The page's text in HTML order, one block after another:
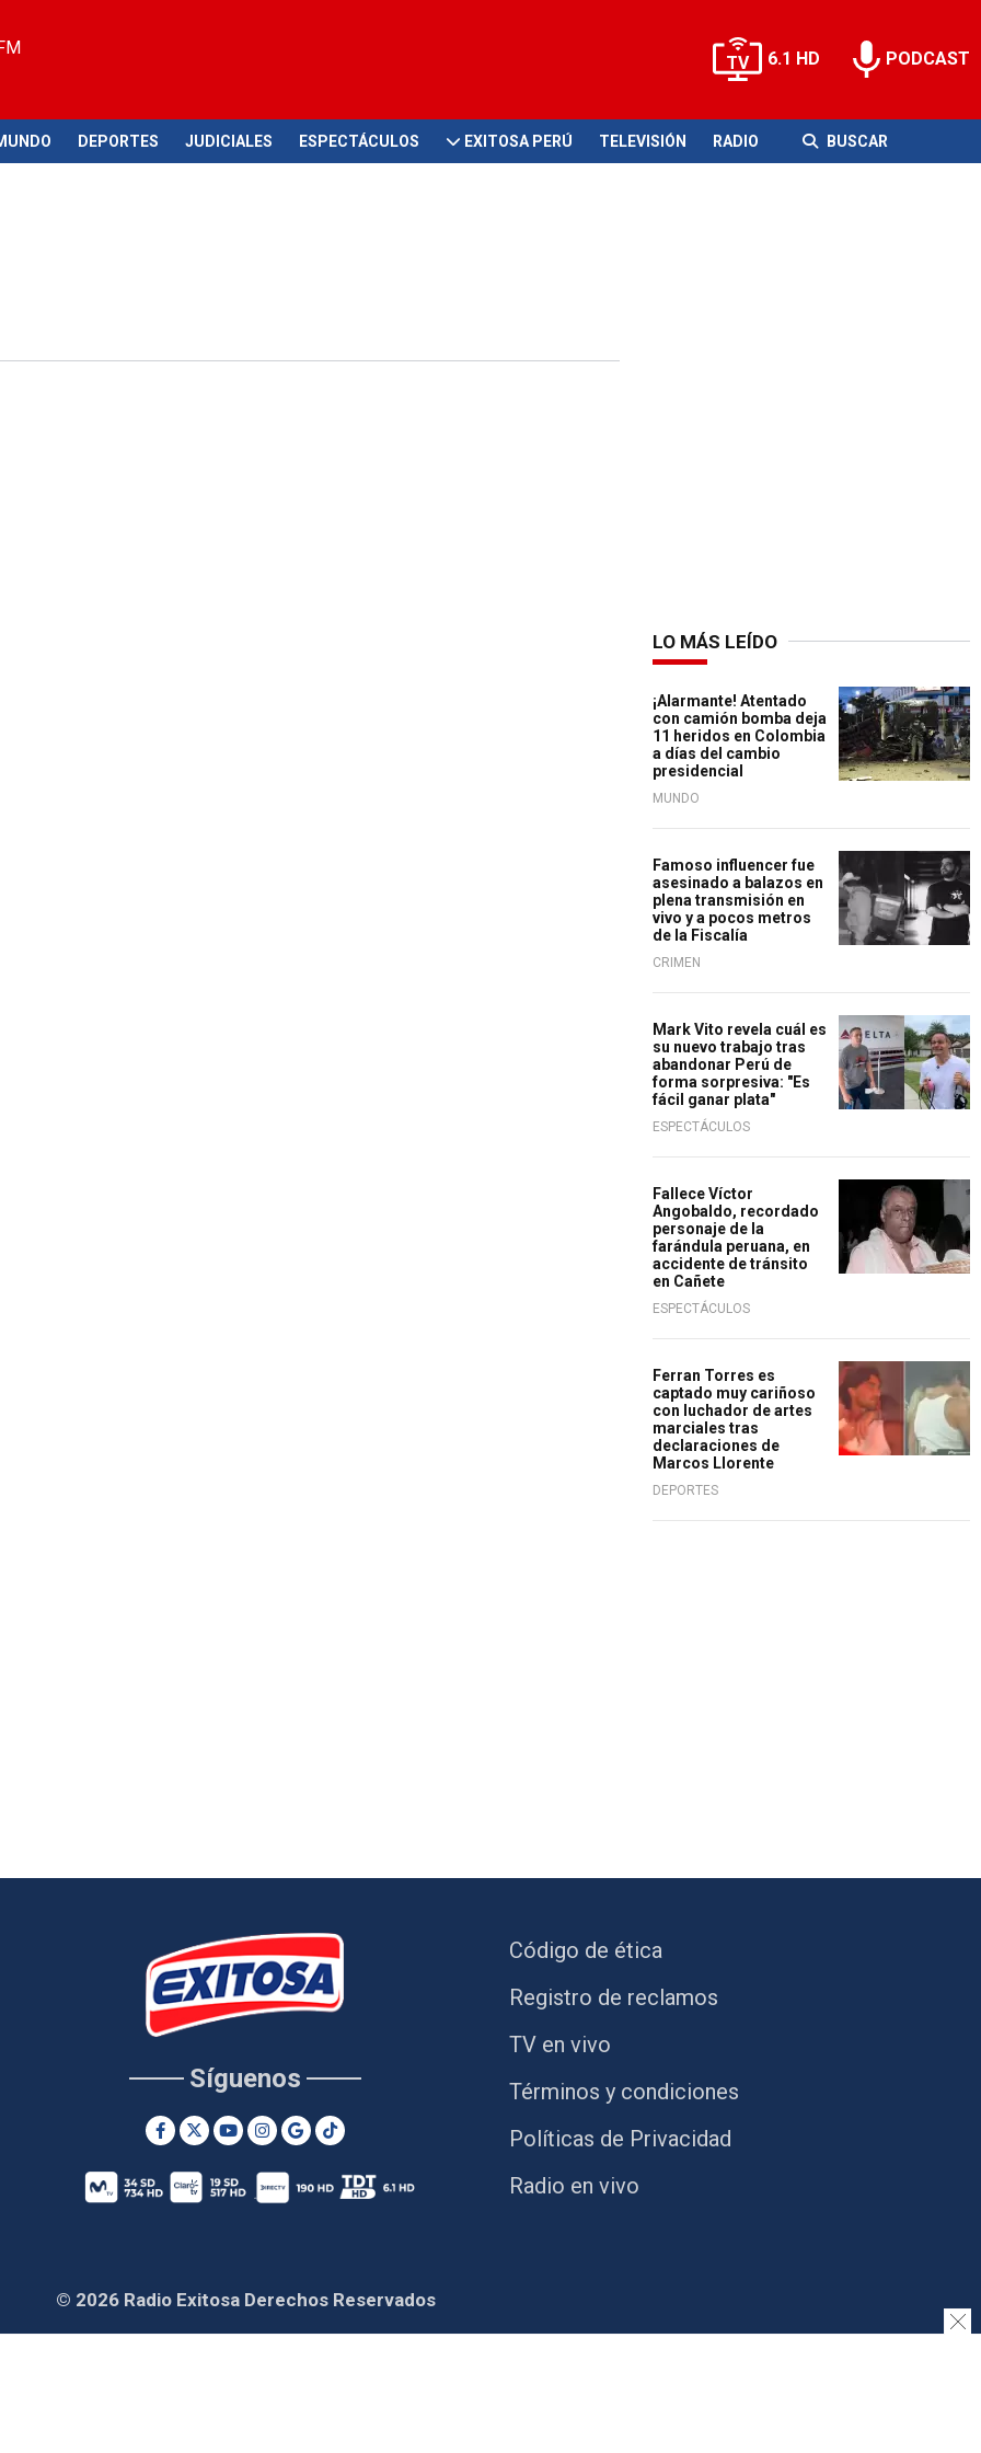
6.1 HD PODCAST
DEPORTES JUDICIALES ESPECTÁCULOS EXITOSA PERÚ TELEVISIÓN RADIO BUSCAR
LO MÁS LEÍDO
¡Alarmante! Atentado
con camión bomba deja
11 heridos en Colombia
a días del cambio
presidencial
MUNDO
Famoso influencer fue
asesinado a balazos en
plena transmisión en
vivo y a pocos metros
de la Fiscalía
CRIMEN
Mark Vito revela cuál es
su nuevo trabajo tras
abandonar Perú de
forma sorpresiva: "Es
fácil ganar plata"
ESPECTÁCULOS
Fallece Víctor
Angobaldo, recordado
personaje de la
farándula peruana, en
accidente de tránsito
en Cañete
ESPECTÁCULOS
Ferran Torres es
captado muy cariñoso
con luchador de artes
marciales tras
declaraciones de
Marcos Llorente
DEPORTES
Síguenos
Código de ética
Registro de reclamos
TV en vivo
Términos y condiciones
Políticas de Privacidad
Radio en vivo
© 2026 Radio Exitosa Derechos Reservados